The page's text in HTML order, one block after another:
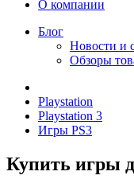
О компании
Блог
Новости и
Обзоры
Playstation
Playstation 3
Игры PS3
Купить игры